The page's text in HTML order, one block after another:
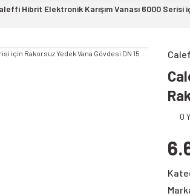
Hibrit Elektronik Karışım Vanası 6000 Serisi
0